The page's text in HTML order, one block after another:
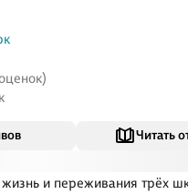
Читать
и переживания трёх